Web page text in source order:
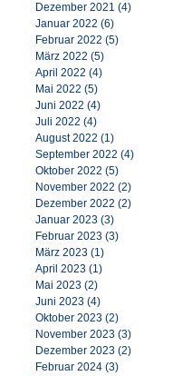
Dezember 2021 (4)
Januar 2022 (6)
Februar 2022 (5)
März 2022 (5)
April 2022 (4)
Mai 2022 (5)
Juni 2022 (4)
Juli 2022 (4)
August 2022 (1)
September 2022 (4)
Oktober 2022 (5)
November 2022 (2)
Dezember 2022 (2)
Januar 2023 (3)
Februar 2023 (3)
März 2023 (1)
April 2023 (1)
Mai 2023 (2)
Juni 2023 (4)
Oktober 2023 (2)
November 2023 (3)
Dezember 2023 (2)
Februar 2024 (3)